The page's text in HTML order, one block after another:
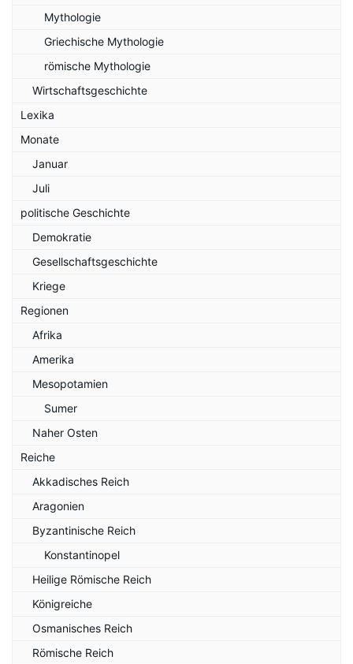
Mythologie
Griechische Mythologie
römische Mythologie
Wirtschaftsgeschichte
Lexika
Monate
Januar
Juli
politische Geschichte
Demokratie
Gesellschaftsgeschichte
Kriege
Regionen
Afrika
Amerika
Mesopotamien
Sumer
Naher Osten
Reiche
Akkadisches Reich
Aragonien
Byzantinische Reich
Konstantinopel
Heilige Römische Reich
Königreiche
Osmanisches Reich
Römische Reich